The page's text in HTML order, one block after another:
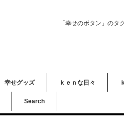
「幸せのボタン」のタ
幸せグッズ ｋｅｎな日々
Search